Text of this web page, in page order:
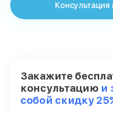
Закажите
консультацию и
собой скидку